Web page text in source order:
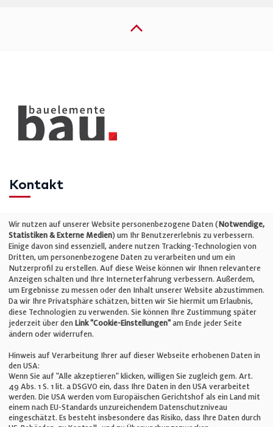
Kontakt
Telefon: +49 (0)711 2585563-0
E-Mail:info@bauelemente-bau.eu
Unternehmen
Impressum
Cookie-Einstellungen
AGB
Wir nutzen auf unserer Website personenbezogene Daten (Notwendige,
Statistiken & Externe Medien) um Ihr Benutzererlebnis zu verbessern.
Einige davon sind essenziell, andere nutzen Tracking-Technologien von
Dritten, um personenbezogene Daten zu verarbeiten und um ein
Nutzerprofil zu erstellen. Auf diese Weise können wir Ihnen relevantere
Anzeigen schalten und Ihre Interneterfahrung verbessern. Außerdem,
um Ergebnisse zu messen oder den Inhalt unserer Website abzustimmen.
Da wir Ihre Privatsphäre schätzen, bitten wir Sie hiermit um Erlaubnis,
diese Technologien zu verwenden. Sie können Ihre Zustimmung später
jederzeit über den Link "Cookie-Einstellungen" am Ende jeder Seite
ändern oder widerrufen.
Hinweis auf Verarbeitung Ihrer auf dieser Webseite erhobenen Daten in
den USA:
Wenn Sie auf "Alle akzeptieren" klicken, willigen Sie zugleich gem. Art.
49 Abs. 1 S. 1 lit. a DSGVO ein, dass Ihre Daten in den USA verarbeitet
werden. Die USA werden vom Europäischen Gerichtshof als ein Land mit
einem nach EU-Standards unzureichendem Datenschutzniveau
eingeschätzt. Es besteht insbesondere das Risiko, dass Ihre Daten durch